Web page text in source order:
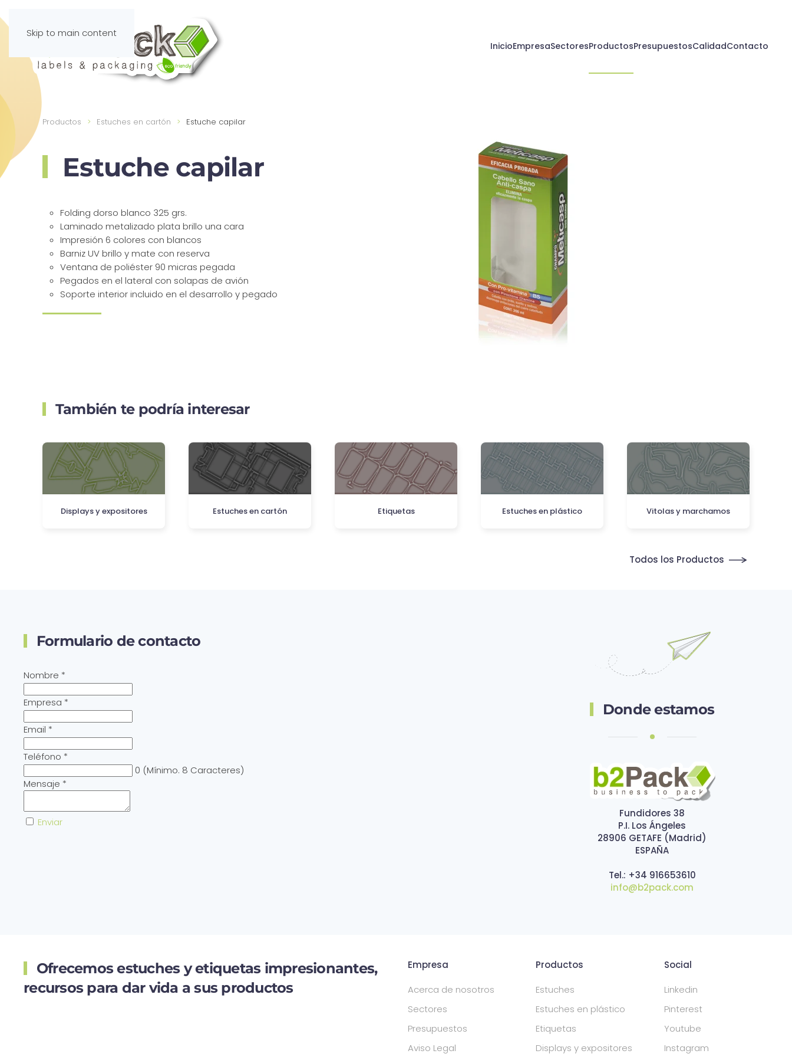
Skip to main content
InicioEmpresaSectoresProductosPresupuestosCalidadContacto
Productos Estuches en cartón Estuche capilar
Estuche capilar
Folding dorso blanco 325 grs.
Laminado metalizado plata brillo una cara
Impresión 6 colores con blancos
Barniz UV brillo y mate con reserva
Ventana de poliéster 90 micras pegada
Pegados en el lateral con solapas de avión
Soporte interior incluido en el desarrollo y pegado
También te podría interesar
Displays y expositores Estuches en cartón Etiquetas Estuches en plástico Vitolas y marchamos
Todos los Productos
Formulario de contacto
Nombre *
Empresa *
Email *
Teléfono *
0 (Mínimo. 8 Caracteres)
Mensaje *
Enviar
Donde estamos
Fundidores 38
P.I. Los Ángeles
28906 GETAFE (Madrid)
ESPAÑA
Tel.: +34 916653610
info@b2pack.com
Ofrecemos estuches y etiquetas impresionantes,
recursos para dar vida a sus productos
Empresa
Acerca de nosotros
Sectores
Presupuestos
Aviso Legal
Productos
Estuches
Estuches en plástico
Etiquetas
Displays y expositores
Social
Linkedin
Pinterest
Youtube
Instagram